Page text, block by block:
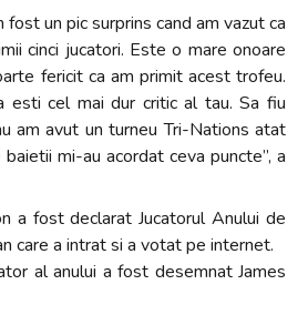
un pic surprins cand am vazut ca
cinci jucatori. Este o mare onoare
fericit ca am primit acest trofeu.
esti cel mai dur critic al tau. Sa fiu
am avut un turneu Tri-Nations atat
mi-au acordat ceva puncte”, a
a fost declarat Jucatorul Anului de
care a intrat si a votat pe internet.
al anului a fost desemnat James